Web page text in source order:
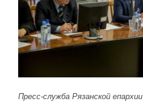
Пресс-служба Рязанской епархии